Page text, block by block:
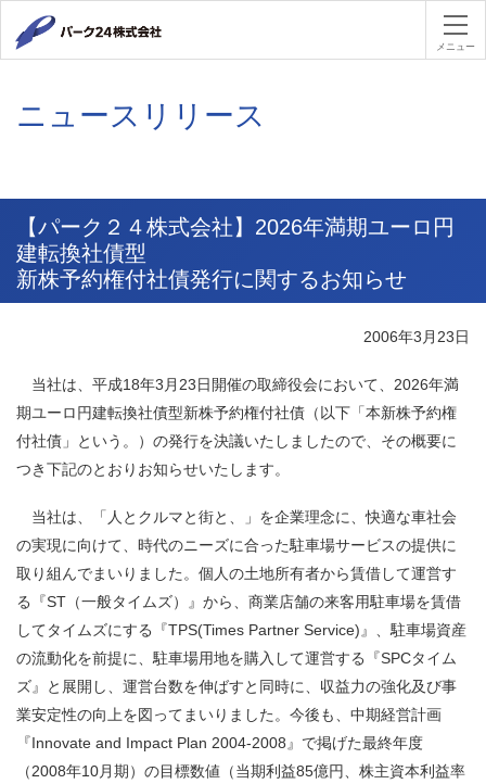
パーク２
メニュー
ニュースリリース
【パーク２４株式会社】2026年満期ユーロ円
建転換社債型
新株予約権付社債発行に関するお知らせ
2006年3月23日
当社は、平成18年3月23日開催の取締役会において、2026年満
期ユーロ円建転換社債型新株予約権付社債（以下「本新株予約権
付社債」という。）の発行を決議いたしましたので、その概要に
つき下記のとおりお知らせいたします。
当社は、「人とクルマと街と、」を企業理念に、快適な車社会
の実現に向けて、時代のニーズに合った駐車場サービスの提供に
取り組んでまいりました。個人の土地所有者から賃借して運営す
る『ST（一般タイムズ）』から、商業店舗の来客用駐車場を賃借
してタイムズにする『TPS(Times Partner Service)』、駐車場資産
の流動化を前提に、駐車場用地を購入して運営する『SPCタイム
ズ』と展開し、運営台数を伸ばすと同時に、収益力の強化及び事
業安定性の向上を図ってまいりました。今後も、中期経営計画
『Innovate and Impact Plan 2004-2008』で掲げた最終年度
（2008年10月期）の目標数値（当期利益85億円、株主資本利益率